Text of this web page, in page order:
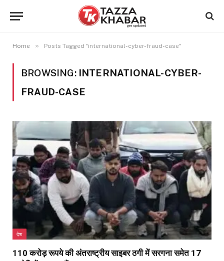
Home » Posts Tagged "international-cyber-fraud-case"
BROWSING: INTERNATIONAL-CYBER-
FRAUD-CASE
देश
110 करोड़ रूपये की अंतराष्ट्रीय साइबर ठगी में सरगना समेत 17